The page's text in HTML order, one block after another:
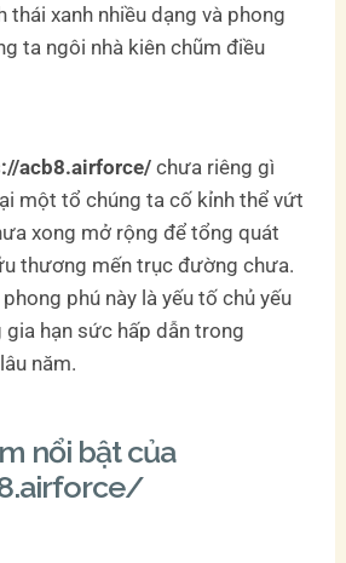
thái xanh nhiều dạng và phong
ta ngôi nhà kiên chũm điều
acb8.airforce/ chưa riêng gì
một tổ chúng ta cố kỉnh thể vứt
xong mở rộng để tổng quát
thương mến trục đường chưa.
phú này là yếu tố chủ yếu
hạn sức hấp dẫn trong
năm.
nổi bật của